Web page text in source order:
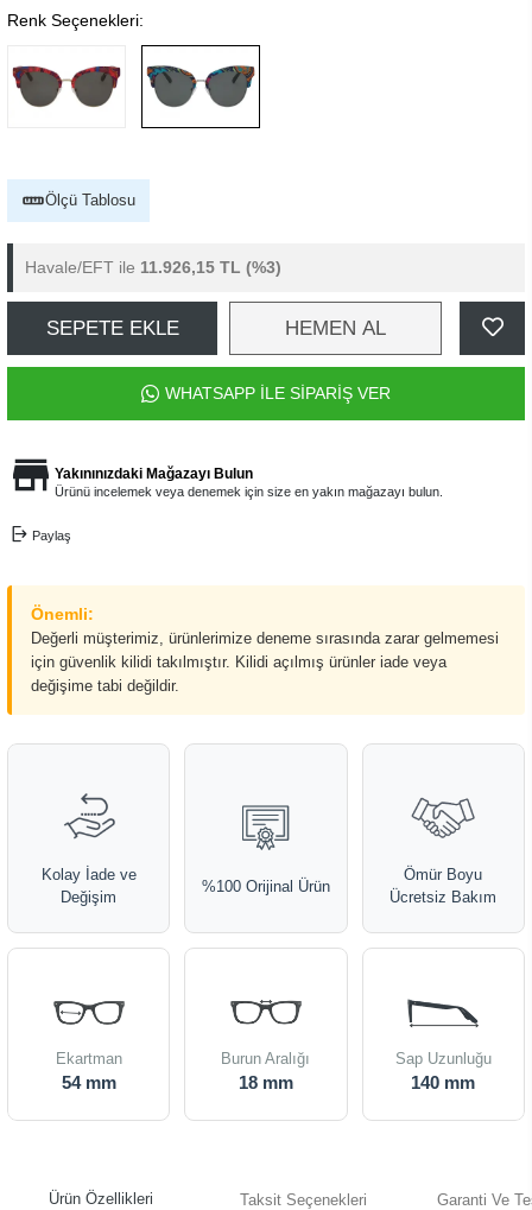
Renk Seçenekleri:
Ölçü Tablosu
Havale/EFT ile 11.926,15 TL (%3)
SEPETE EKLE HEMEN AL
WHATSAPP İLE SİPARİŞ VER
Yakınınızdaki Mağazayı Bulun
Ürünü incelemek veya denemek için size en yakın mağazayı bulun.
Paylaş
Önemli:
Değerli müşterimiz, ürünlerimize deneme sırasında zarar gelmemesi
için güvenlik kilidi takılmıştır. Kilidi açılmış ürünler iade veya
değişime tabi değildir.
Kolay İade ve
Değişim
%100 Orijinal Ürün
Ömür Boyu
Ücretsiz Bakım
Ekartman
54 mm
Burun Aralığı
18 mm
Sap Uzunluğu
140 mm
Ürün Özellikleri Taksit Seçenekleri Garanti Ve